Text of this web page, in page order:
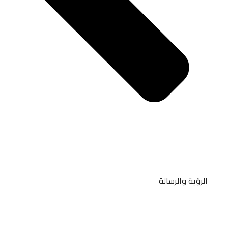
الرؤية والرسالة